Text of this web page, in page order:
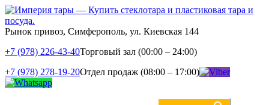
Рынок привоз, Симферополь, ул. Киевская 144
+7 (978) 226-43-40Торговый зал (00:00 – 24:00)
+7 (978) 278-19-20Отдел продаж (08:00 – 17:00)